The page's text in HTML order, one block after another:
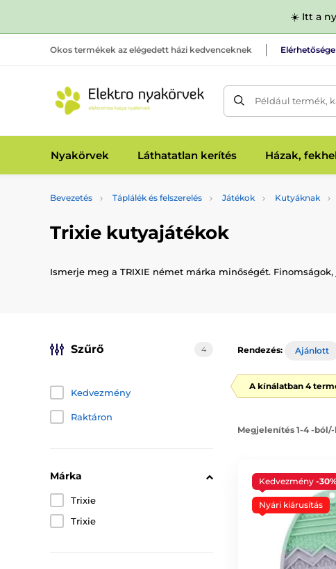
☀️ Itt a
Okos termékek az elégedett házi kedvenceknek
Például termék,
Nyakörvek Láthatatlan kerítés Házak,
Bevezetés Táplálék és felszerelés Játékok Kutyáknak
Trixie kutyajátékok
Ismerje meg a TRIXIE német márka minőségét.
Szűrő 4
Kedvezmény
Raktáron
Márka
Trixie
Trixie
Rendezés: Ajánlott
A kínálatban 4
Megjelenítés 1-4 -
Kedvezmény -
Nyári kiárusítás